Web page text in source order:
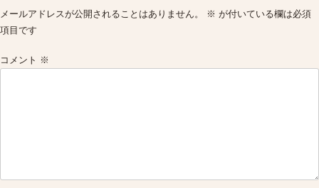
メールアドレスが公開されることはありません。 ※ が付いている欄は必須
項目です
コメント ※